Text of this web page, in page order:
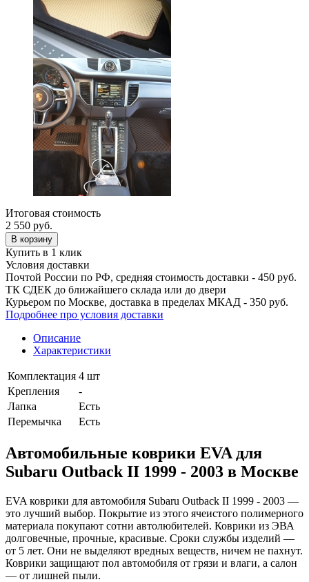
Итоговая стоимость
2 550 руб.
В корзину
Купить в 1 клик
Условия доставки
Почтой России по РФ, средняя стоимость доставки - 450 руб.
ТК СДЕК до ближайшего склада или до двери
Курьером по Москве, доставка в пределах МКАД - 350 руб.
Подробнее про условия доставки
Описание
Характеристики
Комплектация 4 шт
Крепления
-
Лапка
Есть
Перемычка
Есть
Автомобильные коврики EVA для
Subaru Outback II 1999 - 2003 в Москве
EVA коврики для автомобиля Subaru Outback II 1999 - 2003 —
это лучший выбор. Покрытие из этого ячеистого полимерного
материала покупают сотни автолюбителей. Коврики из ЭВА
долговечные, прочные, красивые. Сроки службы изделий —
от 5 лет. Они не выделяют вредных веществ, ничем не пахнут.
Коврики защищают пол автомобиля от грязи и влаги, а салон
— от лишней пыли.